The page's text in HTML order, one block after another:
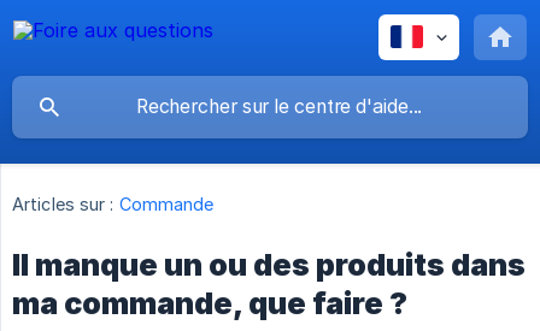
Articles sur : Commande
Il manque un ou des produits dans
ma commande, que faire ?